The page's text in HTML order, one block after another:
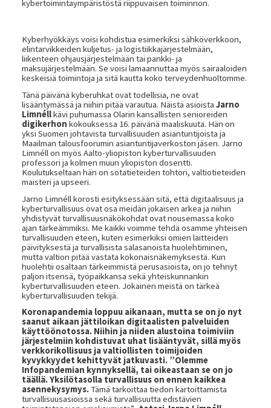
kybertoimintaympäristöstä riippuvaisen toiminnon.
Kyberhyökkäys voisi kohdistua esimerkiksi sähköverkkoon,
elintarvikkeiden kuljetus- ja logistiikkajärjestelmään,
liikenteen ohjausjärjestelmään tai pankki- ja
maksujärjestelmään. Se voisi lamaannuttaa myös sairaaloiden
keskeisiä toimintoja ja sitä kautta koko terveydenhuoltomme.
Tänä päivänä kyberuhkat ovat todellisia, ne ovat
lisääntymässä ja niihin pitää varautua. Näistä asioista Jarno
Limnéllkävi puhumassa Olarin kansallisten senioreiden
digikerhon kokouksessa 16. päivänä maaliskuuta. Hän on
yksi Suomen johtavista turvallisuuden asiantuntijoista ja
Maailman talousfoorumin asiantuntijaverkoston jäsen. Jarno
Limnéll on myös Aalto-yliopiston kyberturvallisuuden
professori ja kolmen muun yliopiston dosentti.
Koulutukseltaan hän on sotatieteiden tohtori, valtiotieteiden
maisteri ja upseeri.
Jarno Limnéll korosti esityksessään sitä, että digitaalisuus ja
kyberturvallisuus ovat osa meidän jokaisen arkea ja niihin
yhdistyvät turvallisuusnäkökohdat ovat nousemassa koko
ajan tärkeämmiksi. Me kaikki voimme tehdä osamme yhteisen
turvallisuuden eteen, kuten esimerkiksi omien laitteiden
päivityksestä ja turvallisista salasanoista huolehtiminen,
mutta valtion pitää vastata kokonaisnäkemyksestä. Kun
huolehtii osaltaan tärkeimmistä perusasioista, on jo tehnyt
paljon itsensä, työpaikkansa sekä yhteiskunnankin
kyberturvallisuuden eteen. Jokainen meistä on tärkeä
kyberturvallisuuden tekijä.
Koronapandemia loppuu aikanaan, mutta se on jo nyt
saanut aikaan jättiloikan digitaalisten palveluiden
käyttöönotossa. Niihin ja niiden alustoina toimiviin
järjestelmiin kohdistuvat uhat lisääntyvät, sillä myös
verkkorikollisuus ja valtiollisten toimijoiden
kyvykkyydet kehittyvät jatkuvasti. ”Olemme
Infopandemian kynnyksellä, tai oikeastaan se on jo
täällä. Yksilötasolla turvallisuus on ennen kaikkea
asennekysymys.Tämä tarkoittaa tiedon kartoittamista
turvallisuusasioissa sekä turvallisuutta edistävien